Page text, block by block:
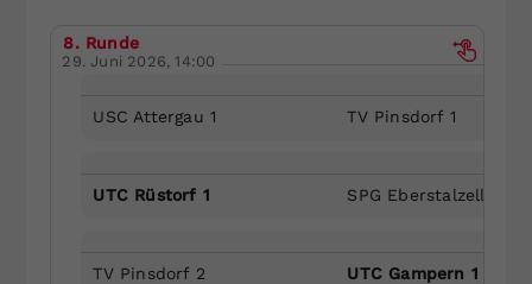
8. Runde
29. Juni 2026, 14:00
USC Attergau 1 TV Pinsdorf 1
UTC Rüstorf 1 SPG Eberstalzell/
TV Pinsdorf 2 UTC Gampern 1